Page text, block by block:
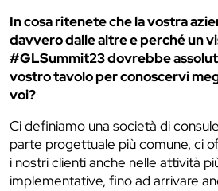
In cosa ritenete che la vostra
davvero dalle altre e perché un
#GLSummit23 dovrebbe
vostro tavolo per conoscervi
voi?
Ci definiamo una società di
parte progettuale più comune, ci
i nostri clienti anche nelle attività
implementative, fino ad arrivare